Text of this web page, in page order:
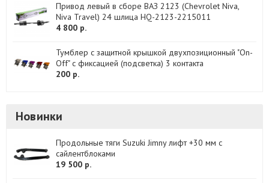
Привод левый в сборе ВАЗ 2123 (Chevrolet Niva,
Niva Travel) 24 шлица HQ-2123-2215011
4 800 р.
Тумблер с защитной крышкой двухпозиционный "On-
Off" с фиксацией (подсветка) 3 контакта
200 р.
Новинки
Продольные тяги Suzuki Jimny лифт +30 мм с
сайлентблоками
19 500 р.